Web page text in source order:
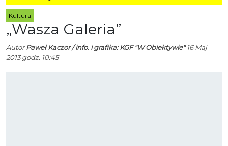
Kultura
„Wasza Galeria”
AutorPaweł Kaczor / info. i grafika: KGF "W Obiektywie"16 Maj
2013 godz. 10:45